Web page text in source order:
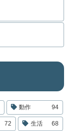
動作 94
72 生活 68